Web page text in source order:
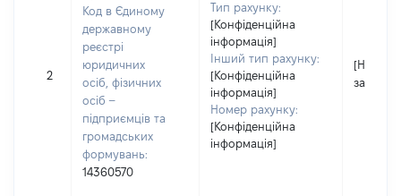
2
Код в Єдиному
державному
реєстрі
юридичних
осіб, фізичних
осіб –
підприємців та
громадських
формувань:
14360570
Тип рахунку:
[Конфіденційна
інформація]
Інший тип рахунку:
[Конфіденційна
інформація]
Номер рахунку:
[Конфіденційна
інформація]
[Не